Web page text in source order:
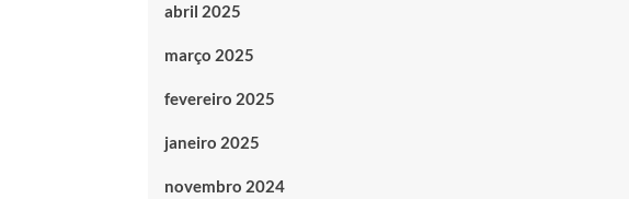
abril 2025
março 2025
fevereiro 2025
janeiro 2025
novembro 2024